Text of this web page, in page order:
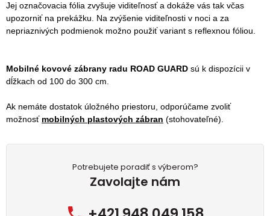
Jej označovacia fólia zvyšuje viditeľnosť a dokáže vás tak včas
upozorniť na prekážku. Na zvýšenie viditeľnosti v noci a za
nepriaznivých podmienok možno použiť variant s reflexnou fóliou.
Mobilné kovové zábrany radu ROAD GUARD sú k dispozícii v
dĺžkach od 100 do 300 cm.
Ak nemáte dostatok úložného priestoru, odporúčame zvoliť
možnosť mobilných plastových zábran (stohovateľné)
Potrebujete poradiť s výberom?
Zavolajte nám